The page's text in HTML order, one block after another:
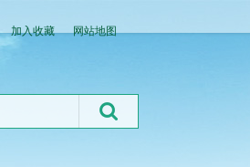
加入收藏 网站地图